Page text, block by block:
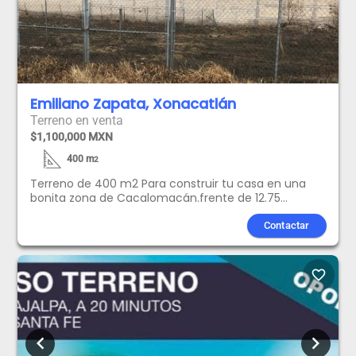
Emiliano Zapata, Xonacatlán
Terreno en venta
$1,100,000 MXN
400m2
Terreno de 400 m2 Para construir tu casa en una
bonita zona de Cacalomacán.frente de 12.75
mfondo 31 mUSO DE SUELO HABITACIONAL.cerca
servicios de luz .PAGO CON RECURSOS PROPIOS
Contactar
favorite_border
chevron_left chevron_right